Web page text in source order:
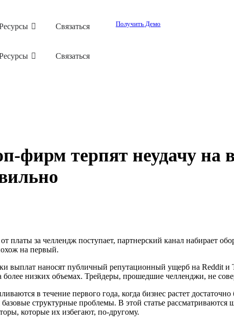
Связаться Получить Демо
Связаться
фирм терпят неудачу на
за челлендж поступает, партнерский канал набирает
на первый.
выплат наносят публичный репутационный ущерб на Reddit и
более низких объемах. Трейдеры, прошедшие челленджи, не
в течение первого года, когда бизнес растет
структурные проблемы. В этой статье
которые их избегают, по-другому.